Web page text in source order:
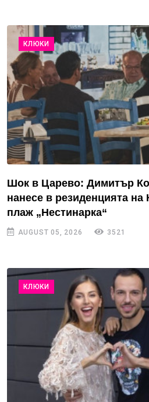
КЛЮКИ
Шок в Царево: Димитър
нанесе в резиденцията на
плаж „Нестинарка“
AUGUST 05, 2026 3521
КЛЮКИ